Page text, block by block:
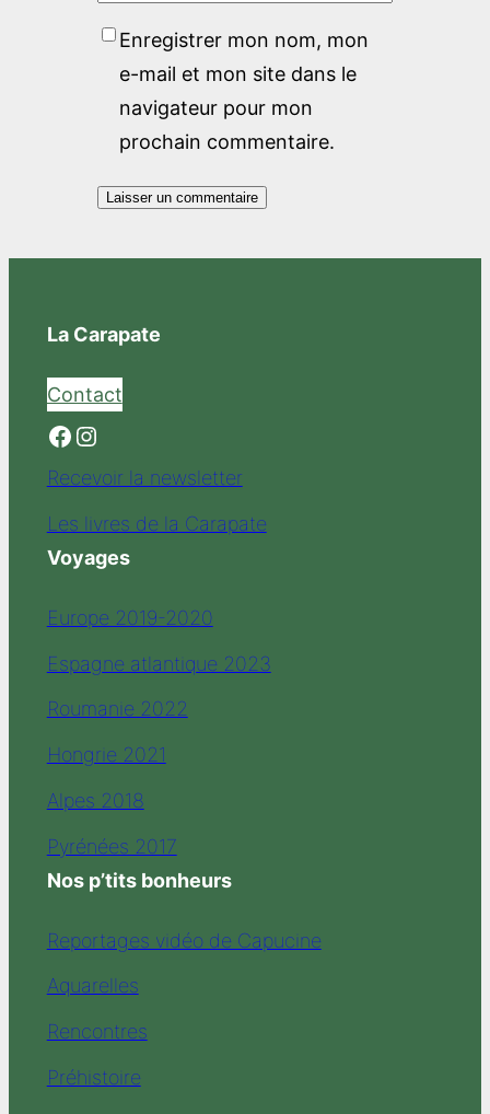
Enregistrer mon nom, mon
e-mail et mon site dans le
navigateur pour mon
prochain commentaire.
La Carapate
Contact
Facebook Instagram
Recevoir la newsletter
Les livres de la Carapate
Voyages
Europe 2019-2020
Espagne atlantique 2023
Roumanie 2022
Hongrie 2021
Alpes 2018
Pyrénées 2017
Nos p’tits bonheurs
Reportages vidéo de Capucine
Aquarelles
Rencontres
Préhistoire